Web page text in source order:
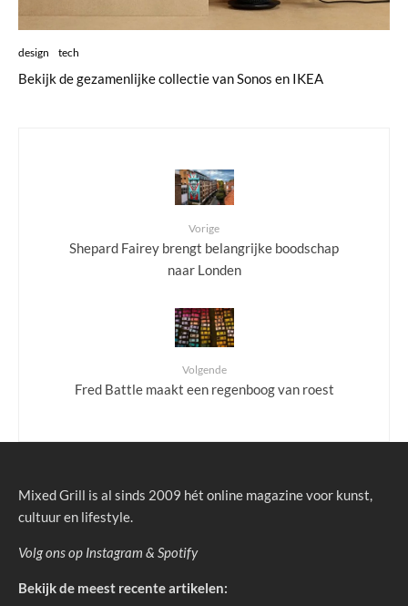
design tech
Bekijk de gezamenlijke collectie van Sonos en IKEA
Vorige
Shepard Fairey brengt belangrijke boodschap
naar Londen
Volgende
Fred Battle maakt een regenboog van roest
Mixed Grill is al sinds 2009 hét online magazine voor kunst,
cultuur en lifestyle.
Volg ons op Instagram & Spotify
Bekijk de meest recente artikelen: